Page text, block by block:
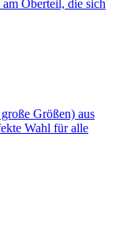
Oberteil, die sich
Größen) aus
Wahl für alle